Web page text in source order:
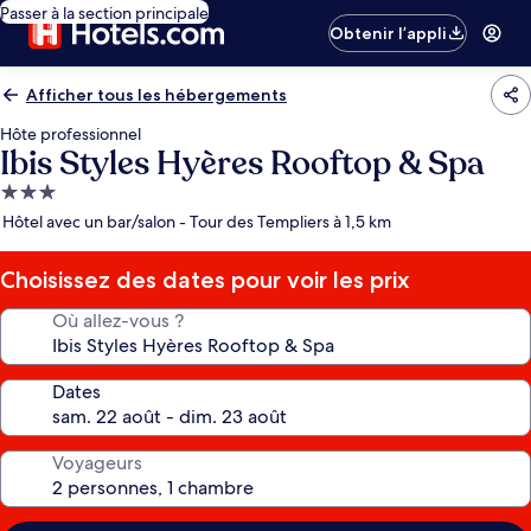
Passer à la section principale
Obtenir l’appli
Afficher tous les hébergements
Hôte professionnel
Ibis Styles Hyères Rooftop & Spa
Hébergement
3.0 étoiles
Hôtel avec un bar/salon - Tour des Templiers à 1,5 km
Choisissez des dates pour voir les prix
Où allez-vous ?
Dates
Voyageurs